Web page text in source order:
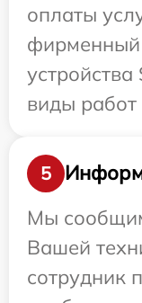
оплаты
фирменный
виды работ
5
Мы
Вашей
сотрудник